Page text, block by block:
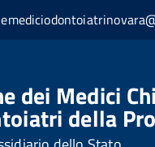
dei Medici
della